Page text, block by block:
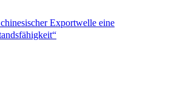
Exportwelle eine